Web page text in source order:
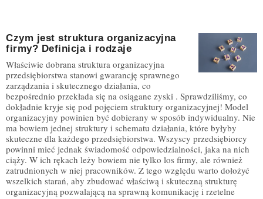
Czym jest struktura organizacyjna
firmy? Definicja i rodzaje
Właściwie dobrana struktura organizacyjna
przedsiębiorstwa stanowi gwarancję sprawnego
zarządzania i skutecznego działania, co
bezpośrednio przekłada się na osiągane zyski . Sprawdziliśmy, co
dokładnie kryje się pod pojęciem struktury organizacyjnej! Model
organizacyjny powinien być dobierany w sposób indywidualny. Nie
ma bowiem jednej struktury i schematu działania, które byłyby
skuteczne dla każdego przedsiębiorstwa. Wszyscy przedsiębiorcy
powinni mieć jednak świadomość odpowiedzialności, jaka na nich
ciąży. W ich rękach leży bowiem nie tylko los firmy, ale również
zatrudnionych w niej pracowników. Z tego względu warto dołożyć
wszelkich starań, aby zbudować właściwą i skuteczną strukturę
organizacyjną pozwalającą na sprawną komunikację i rzetelne